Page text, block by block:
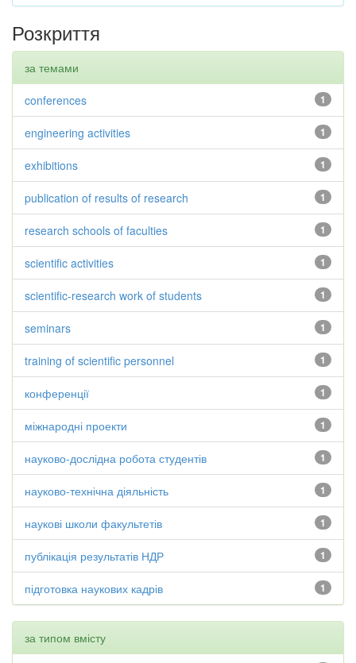
Розкриття
за темами
1
conferences
1
engineering activities
1
exhibitions
1
publication of results of research
1
research schools of faculties
1
scientific activities
1
scientific-research work of students
1
seminars
1
training of scientific personnel
1
конференції
1
міжнародні проекти
1
науково-дослідна робота студентів
1
науково-технічна діяльність
1
наукові школи факультетів
1
публікація результатів НДР
1
підготовка наукових кадрів
за типом вмісту